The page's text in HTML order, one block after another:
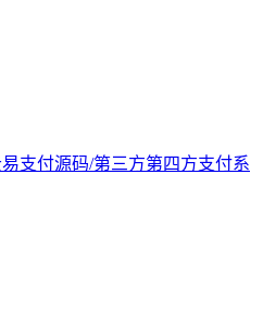
支付源码/第三方第四方支付系